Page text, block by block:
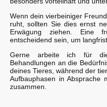
Wenn dein vierbeiniger
ruht, sollten Sie dies ernst
Erwägung ziehen. Eine
entscheidend sein, um
Gerne arbeite ich für
Behandlungen an die
deines Tieres, während der
Aufbauphasen in Absprache
zusammen.